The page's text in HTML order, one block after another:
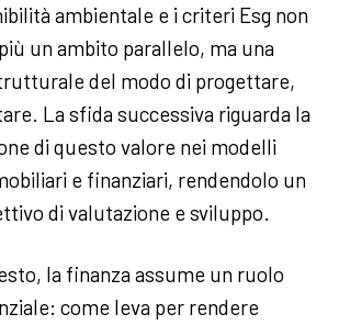
ambientale e i criteri Esg non
un ambito parallelo, ma una
del modo di progettare,
La sfida successiva riguarda la
di questo valore nei modelli
e finanziari, rendendolo un
di valutazione e sviluppo.
la finanza assume un ruolo
come leva per rendere